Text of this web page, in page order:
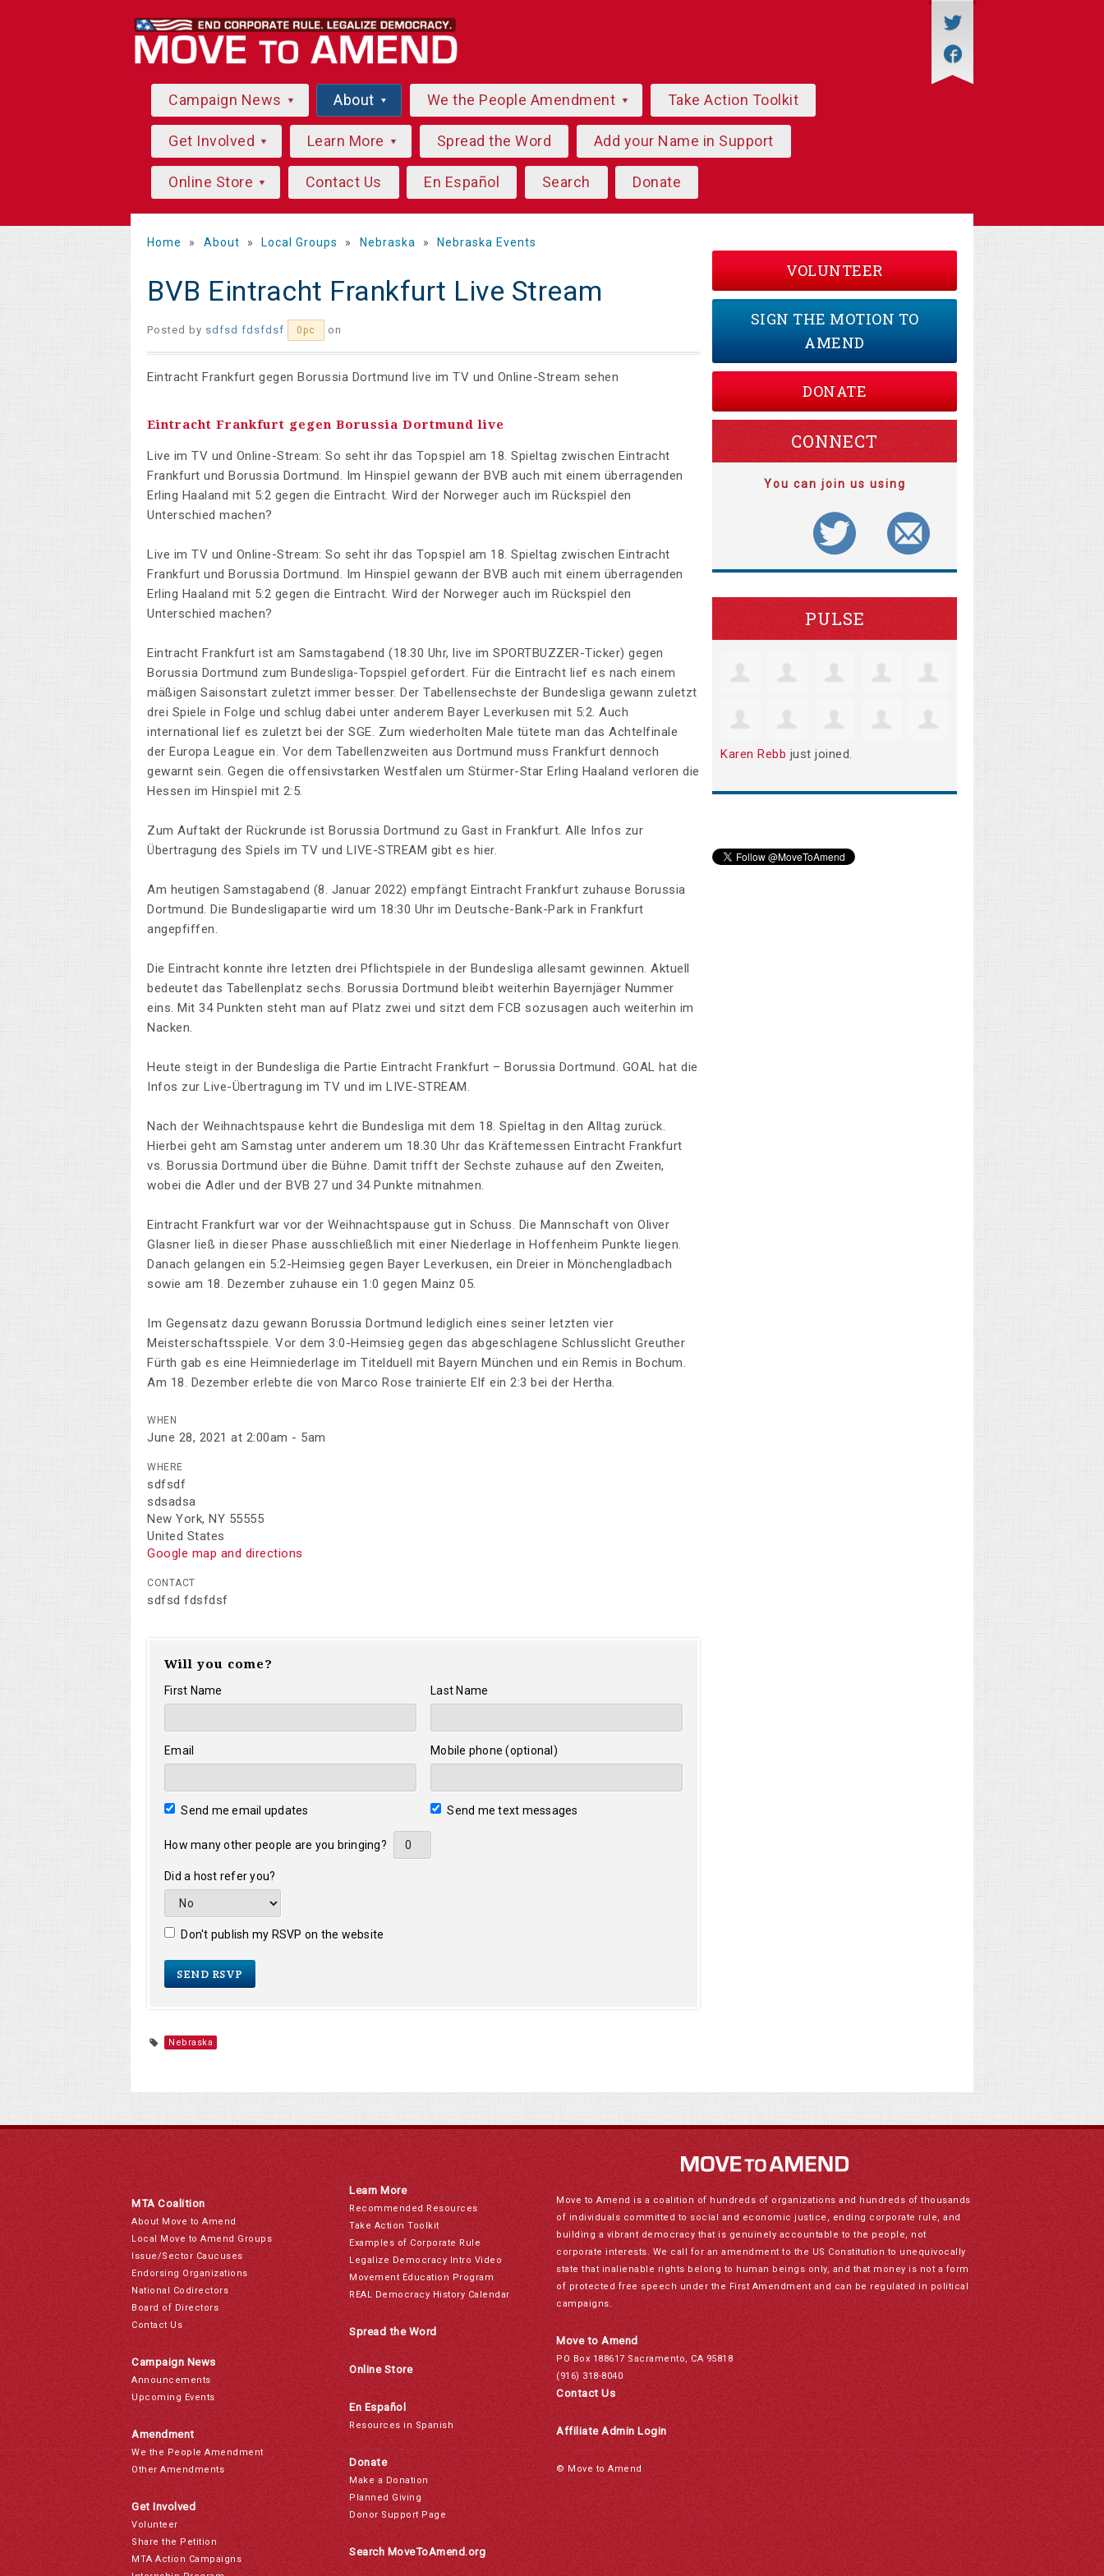
Campaign News About We the People Amendment Take Action Toolkit
Get Involved Learn More Spread the Word Add your Name in Support
Online Store Contact Us En Español Search Donate
Home » About » Local Groups » Nebraska » Nebraska Events
BVB Eintracht Frankfurt Live Stream
Posted by sdfsd fdsfdsf 0pc on
Eintracht Frankfurt gegen Borussia Dortmund live im TV und Online-Stream sehen
Eintracht Frankfurt gegen Borussia Dortmund live
Live im TV und Online-Stream: So seht ihr das Topspiel am 18. Spieltag zwischen Eintracht
Frankfurt und Borussia Dortmund. Im Hinspiel gewann der BVB auch mit einem überragenden
Erling Haaland mit 5:2 gegen die Eintracht. Wird der Norweger auch im Rückspiel den
Unterschied machen?
Live im TV und Online-Stream: So seht ihr das Topspiel am 18. Spieltag zwischen Eintracht
Frankfurt und Borussia Dortmund. Im Hinspiel gewann der BVB auch mit einem überragenden
Erling Haaland mit 5:2 gegen die Eintracht. Wird der Norweger auch im Rückspiel den
Unterschied machen?
Eintracht Frankfurt ist am Samstagabend (18.30 Uhr, live im SPORTBUZZER-Ticker) gegen
Borussia Dortmund zum Bundesliga-Topspiel gefordert. Für die Eintracht lief es nach einem
mäßigen Saisonstart zuletzt immer besser. Der Tabellensechste der Bundesliga gewann zuletzt
drei Spiele in Folge und schlug dabei unter anderem Bayer Leverkusen mit 5:2. Auch
international lief es zuletzt bei der SGE. Zum wiederholten Male tütete man das Achtelfinale
der Europa League ein. Vor dem Tabellenzweiten aus Dortmund muss Frankfurt dennoch
gewarnt sein. Gegen die offensivstarken Westfalen um Stürmer-Star Erling Haaland verloren die
Hessen im Hinspiel mit 2:5.
Zum Auftakt der Rückrunde ist Borussia Dortmund zu Gast in Frankfurt. Alle Infos zur
Übertragung des Spiels im TV und LIVE-STREAM gibt es hier.
Am heutigen Samstagabend (8. Januar 2022) empfängt Eintracht Frankfurt zuhause Borussia
Dortmund. Die Bundesligapartie wird um 18:30 Uhr im Deutsche-Bank-Park in Frankfurt
angepfiffen.
Die Eintracht konnte ihre letzten drei Pflichtspiele in der Bundesliga allesamt gewinnen. Aktuell
bedeutet das Tabellenplatz sechs. Borussia Dortmund bleibt weiterhin Bayernjäger Nummer
eins. Mit 34 Punkten steht man auf Platz zwei und sitzt dem FCB sozusagen auch weiterhin im
Nacken.
Heute steigt in der Bundesliga die Partie Eintracht Frankfurt – Borussia Dortmund. GOAL hat die
Infos zur Live-Übertragung im TV und im LIVE-STREAM.
Nach der Weihnachtspause kehrt die Bundesliga mit dem 18. Spieltag in den Alltag zurück.
Hierbei geht am Samstag unter anderem um 18.30 Uhr das Kräftemessen Eintracht Frankfurt
vs. Borussia Dortmund über die Bühne. Damit trifft der Sechste zuhause auf den Zweiten,
wobei die Adler und der BVB 27 und 34 Punkte mitnahmen.
Eintracht Frankfurt war vor der Weihnachtspause gut in Schuss. Die Mannschaft von Oliver
Glasner ließ in dieser Phase ausschließlich mit einer Niederlage in Hoffenheim Punkte liegen.
Danach gelangen ein 5:2-Heimsieg gegen Bayer Leverkusen, ein Dreier in Mönchengladbach
sowie am 18. Dezember zuhause ein 1:0 gegen Mainz 05.
Im Gegensatz dazu gewann Borussia Dortmund lediglich eines seiner letzten vier
Meisterschaftsspiele. Vor dem 3:0-Heimsieg gegen das abgeschlagene Schlusslicht Greuther
Fürth gab es eine Heimniederlage im Titelduell mit Bayern München und ein Remis in Bochum.
Am 18. Dezember erlebte die von Marco Rose trainierte Elf ein 2:3 bei der Hertha.
WHEN
June 28, 2021 at 2:00am - 5am
WHERE
sdfsdf
sdsadsa
New York, NY 55555
United States
Google map and directions
CONTACT
sdfsd fdsfdsf
Will you come?
First Name Last Name
Email Mobile phone (optional)
Send me email updates Send me text messages
How many other people are you bringing?
Did a host refer you?
Don't publish my RSVP on the website
Nebraska
VOLUNTEER
SIGN THE MOTION TO
AMEND
DONATE
CONNECT
You can join us using
PULSE
Karen Rebb just joined.
MTA Coalition
About Move to Amend
Local Move to Amend Groups
Issue/Sector Caucuses
Endorsing Organizations
National Codirectors
Board of Directors
Contact Us
Campaign News
Announcements
Upcoming Events
Amendment
We the People Amendment
Other Amendments
Get Involved
Volunteer
Share the Petition
MTA Action Campaigns
Learn More
Recommended Resources
Take Action Toolkit
Examples of Corporate Rule
Legalize Democracy Intro Video
Movement Education Program
REAL Democracy History Calendar
Spread the Word
Online Store
En Español
Resources in Spanish
Donate
Make a Donation
Planned Giving
Donor Support Page
Search MoveToAmend.org
Move to Amend is a coalition of hundreds of organizations and hundreds of thousands
of individuals committed to social and economic justice, ending corporate rule, and
building a vibrant democracy that is genuinely accountable to the people, not
corporate interests. We call for an amendment to the US Constitution to unequivocally
state that inalienable rights belong to human beings only, and that money is not a form
of protected free speech under the First Amendment and can be regulated in political
campaigns.
Move to Amend
PO Box 188617 Sacramento, CA 95818
(916) 318-8040
Contact Us
Affiliate Admin Login
© Move to Amend